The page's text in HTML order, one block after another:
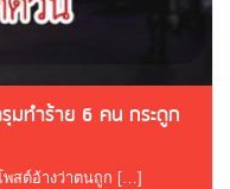
มทำร้าย 6 คน กระดูก
พสต์อ้างว่าตนถูก […]